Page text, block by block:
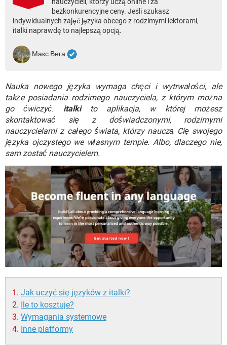
WINDOWS 10
bezkonkurencyjne ceny. Jeśli szukasz
indywidualnych zajęć języka obcego z rodzimymi lektorami,
italki naprawdę to najlepszą opcją.
Макс Вега
Nauka nowego języka wymaga chęci i wytrwałości, ale
także posiadania rodzimego nauczyciela, z którym można
go ćwiczyć. italkito aplikacja, w której możesz
skontaktować się z doświadczonymi, rodzimymi
nauczycielami z całego świata, którzy nauczą Cię swojego
języka ojczystego we własnym tempie. Albo, dlaczego nie,
sam zostać nauczycielem.
Jak uczyć się języków z italki?
Ile to kosztuje?
Wymagania systemowe
Inne platformy